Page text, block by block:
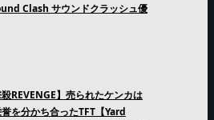
Clash サウンドクラッシュ優
REVENGE】売られたケンカは
を分かち合ったTFT【Yard